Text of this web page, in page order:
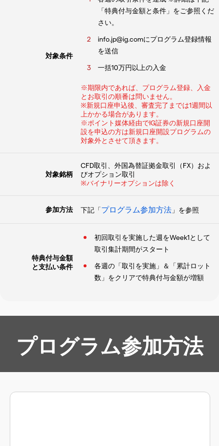
対象条件
「特典付与金額と条件」をご参照くだ
さい。
info.jp@ig.comにプログラム登録情報
を送信
一括10万円以上の入金
※期限内であれば、プログラム登録、入金
とお取引の順番は問いません。
※新規口座申込後、審査完了までは1週間以
上かかる場合があります。
※ポイント媒体経由でIG証券の新規口座開
設を申込の方は新規口座開設プログラムの
対象外とさせて頂きます。
対象銘柄
CFD取引、外国為替証拠金取引（FX）およ
びオプション取引
※バイナリーオプションは除く
参加方法 下記「プログラム参加方法 」を参照
特典付与金額
と支払い条件
初回取引を実施した週をWeek1として
取引集計期間がスタート
各週の「取引を実施」＆「累計ロット
数」をクリアで特典付与金額が増額
プログラム参加方法